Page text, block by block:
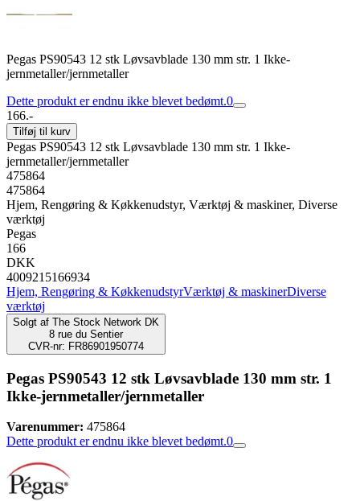
Pegas PS90543 12 stk Løvsavblade 130 mm str. 1 Ikke-
jernmetaller/jernmetaller
Dette produkt er endnu ikke blevet bedømt.0
166.-
Tilføj til kurv
Pegas PS90543 12 stk Løvsavblade 130 mm str. 1 Ikke-
jernmetaller/jernmetaller
475864
475864
Hjem, Rengøring & Køkkenudstyr, Værktøj & maskiner, Diverse
værktøj
Pegas
166
DKK
4009215166934
Hjem, Rengøring & KøkkenudstyrVærktøj & maskinerDiverse
værktøj
Solgt af The Stock Network DK
8 rue du Sentier
CVR-nr: FR86901950774
Pegas PS90543 12 stk Løvsavblade 130 mm str. 1
Ikke-jernmetaller/jernmetaller
Varenummer: 475864
Dette produkt er endnu ikke blevet bedømt.0